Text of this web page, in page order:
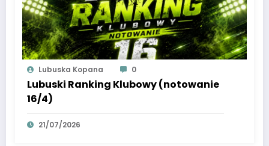
Lubuska Kopana 0
Lubuski Ranking Klubowy (notowanie
16/4)
21/07/2026